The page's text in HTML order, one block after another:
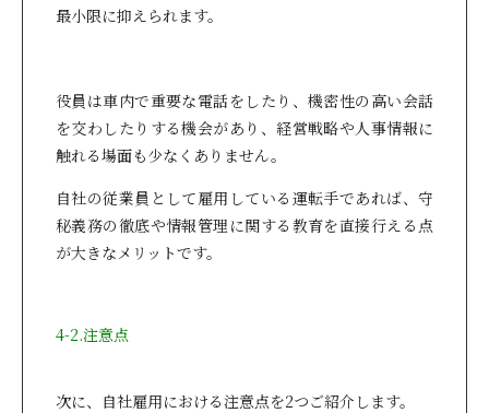
最小限に抑えられます。
役員は車内で重要な電話をしたり、機密性の高い会話
を交わしたりする機会があり、経営戦略や人事情報に
触れる場面も少なくありません。
自社の従業員として雇用している運転手であれば、守
秘義務の徹底や情報管理に関する教育を直接行える点
が大きなメリットです。
4-2.注意点
次に、自社雇用における注意点を2つご紹介します。